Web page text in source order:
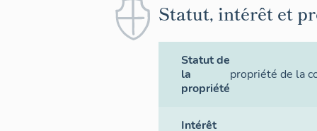
Statut, intérêt et
Statut de
la
propriété
propriété de la
Intérêt